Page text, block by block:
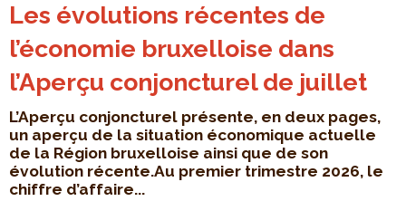
Les évolutions récentes de
l’économie bruxelloise dans
l’Aperçu conjoncturel de juillet
L’Aperçu conjoncturel présente, en deux pages,
un aperçu de la situation économique actuelle
de la Région bruxelloise ainsi que de son
évolution récente.Au premier trimestre 2026, le
chiffre d’affaire...